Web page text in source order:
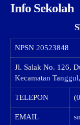
Info Sekolah
NPSN 20523848
Jl. Salak No. 126,
Kecamatan
TELEPON
EMAIL